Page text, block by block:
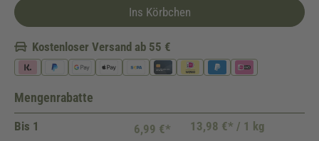
Ins Körbchen
Kostenloser Versand ab 55 €
Mengenrabatte
Bis 1 6,99 €*
13,98 €* / 1 kg